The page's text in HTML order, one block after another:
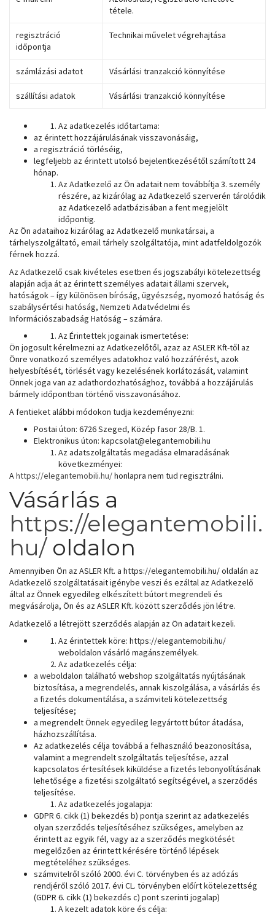
tétele.
regisztráció
időpontja
Technikai művelet végrehajtása
számlázási adatot Vásárlási tranzakció könnyítése
szállítási adatok Vásárlási tranzakció könnyítése
Az adatkezelés időtartama:
az érintett hozzájárulásának visszavonásáig,
a regisztráció törléséig,
legfeljebb az érintett utolsó bejelentkezésétől számított 24
hónap.
Az Adatkezelő az Ön adatait nem továbbítja 3. személy
részére, az kizárólag az Adatkezelő szerverén tárolódik
az Adatkezelő adatbázisában a fent megjelölt
időpontig.
Az Ön adataihoz kizárólag az Adatkezelő munkatársai, a
tárhelyszolgáltató, email tárhely szolgáltatója, mint adatfeldolgozók
férnek hozzá.
Az Adatkezelő csak kivételes esetben és jogszabályi kötelezettség
alapján adja át az érintett személyes adatait állami szervek,
hatóságok – így különösen bíróság, ügyészség, nyomozó hatóság és
szabálysértési hatóság, Nemzeti Adatvédelmi és
Információszabadság Hatóság – számára.
Az Érintettek jogainak ismertetése:
Ön jogosult kérelmezni az Adatkezelőtől, azaz az ASLER Kft-től az
Önre vonatkozó személyes adatokhoz való hozzáférést, azok
helyesbítését, törlését vagy kezelésének korlátozását, valamint
Önnek joga van az adathordozhatósághoz, továbbá a hozzájárulás
bármely időpontban történő visszavonásához.
A fentieket alábbi módokon tudja kezdeményezni:
Postai úton: 6726 Szeged, Közép fasor 28/B. 1.
Elektronikus úton: kapcsolat@elegantemobili.hu
Az adatszolgáltatás megadása elmaradásának
következményei:
Ahttps://elegantemobili.hu/honlapra nem tud regisztrálni.
Vásárlás a
https://elegantemobili.
hu/oldalon
Amennyiben Ön az ASLER Kft. a https://elegantemobili.hu/ oldalán az
Adatkezelő szolgáltatásait igénybe veszi és ezáltal az Adatkezelő
által az Önnek egyedileg elkészített bútort megrendeli és
megvásárolja, Ön és az ASLER Kft. között szerződés jön létre.
Adatkezelő a létrejött szerződés alapján az Ön adatait kezeli.
Az érintettek köre: https://elegantemobili.hu/
weboldalon vásárló magánszemélyek.
Az adatkezelés célja:
a weboldalon található webshop szolgáltatás nyújtásának
biztosítása, a megrendelés, annak kiszolgálása, a vásárlás és
a fizetés dokumentálása, a számviteli kötelezettség
teljesítése;
a megrendelt Önnek egyedileg legyártott bútor átadása,
házhozszállítása.
Az adatkezelés célja továbbá a felhasználó beazonosítása,
valamint a megrendelt szolgáltatás teljesítése, azzal
kapcsolatos értesítések kiküldése a fizetés lebonyolításának
lehetősége a fizetési szolgáltató segítségével, a szerződés
teljesítése.
Az adatkezelés jogalapja:
GDPR 6. cikk (1) bekezdés b) pontja szerint az adatkezelés
olyan szerződés teljesítéséhez szükséges, amelyben az
érintett az egyik fél, vagy az a szerződés megkötését
megelőzően az érintett kérésére történő lépések
megtételéhez szükséges.
számvitelről szóló 2000. évi C. törvényben és az adózás
rendjéről szóló 2017. évi CL. törvényben előírt kötelezettség
(GDPR 6. cikk (1) bekezdés c) pont szerinti jogalap)
A kezelt adatok köre és célja: